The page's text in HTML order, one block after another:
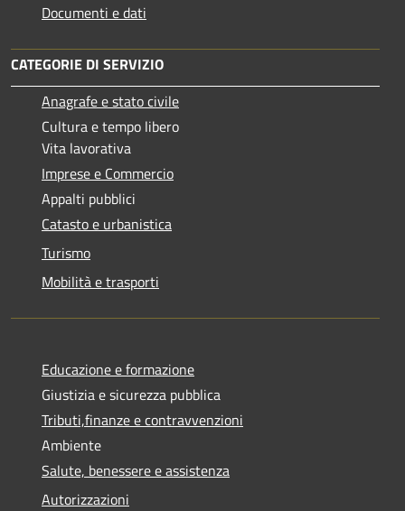
Documenti e dati
CATEGORIE DI SERVIZIO
Anagrafe e stato civile
Cultura e tempo libero
Vita lavorativa
Imprese e Commercio
Appalti pubblici
Catasto e urbanistica
Turismo
Mobilità e trasporti
Educazione e formazione
Giustizia e sicurezza pubblica
Tributi,finanze e contravvenzioni
Ambiente
Salute, benessere e assistenza
Autorizzazioni